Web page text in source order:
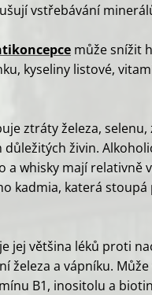
vstřebávání
může snížit
kyseliny listové,
ztráty železa, selenu,
důležitých živin.
a whisky mají relativně
kadmia, katerá stoupá
jej většina léků proti
železa a vápníku. Může
B1, inositolu a